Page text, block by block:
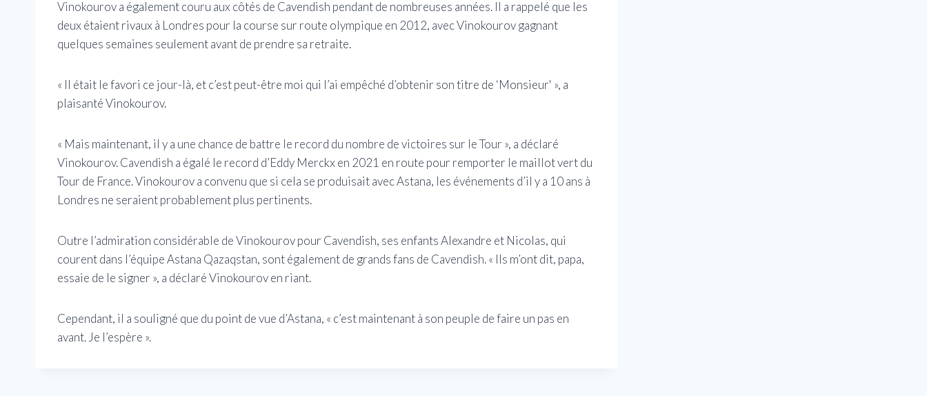
Vinokourov a également couru aux côtés de Cavendish pendant de nombreuses années. Il a rappelé que les
deux étaient rivaux à Londres pour la course sur route olympique en 2012, avec Vinokourov gagnant
quelques semaines seulement avant de prendre sa retraite.
« Il était le favori ce jour-là, et c’est peut-être moi qui l’ai empêché d’obtenir son titre de ‘Monsieur' », a
plaisanté Vinokourov.
« Mais maintenant, il y a une chance de battre le record du nombre de victoires sur le Tour », a déclaré
Vinokourov. Cavendish a égalé le record d’Eddy Merckx en 2021 en route pour remporter le maillot vert du
Tour de France. Vinokourov a convenu que si cela se produisait avec Astana, les événements d’il y a 10 ans à
Londres ne seraient probablement plus pertinents.
Outre l’admiration considérable de Vinokourov pour Cavendish, ses enfants Alexandre et Nicolas, qui
courent dans l’équipe Astana Qazaqstan, sont également de grands fans de Cavendish. « Ils m’ont dit, papa,
essaie de le signer », a déclaré Vinokourov en riant.
Cependant, il a souligné que du point de vue d’Astana, « c’est maintenant à son peuple de faire un pas en
avant. Je l’espère ».